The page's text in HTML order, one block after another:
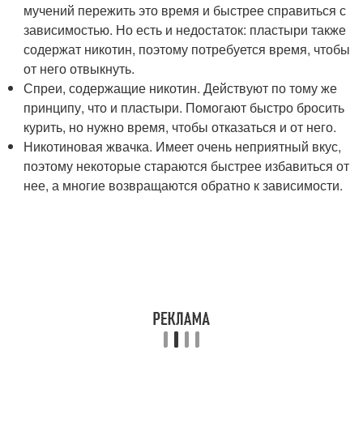
мучений пережить это время и быстрее справиться с
зависимостью. Но есть и недостаток: пластыри также
содержат никотин, поэтому потребуется время, чтобы
от него отвыкнуть.
Спреи, содержащие никотин. Действуют по тому же
принципу, что и пластыри. Помогают быстро бросить
курить, но нужно время, чтобы отказаться и от него.
Никотиновая жвачка. Имеет очень неприятный вкус,
поэтому некоторые стараются быстрее избавиться от
нее, а многие возвращаются обратно к зависимости.